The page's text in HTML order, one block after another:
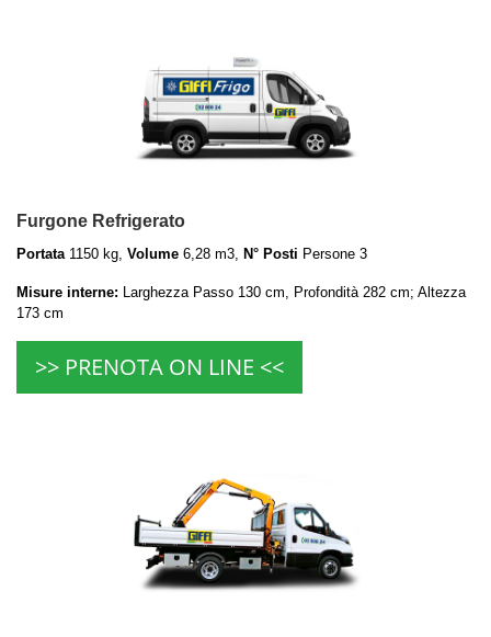
Furgone Refrigerato
Portata1150 kg, Volume 6,28 m3, N° Posti Persone 3
Misure interne: Larghezza Passo 130 cm, Profondità 282 cm; Altezza
173 cm
>> PRENOTA ON LINE <<